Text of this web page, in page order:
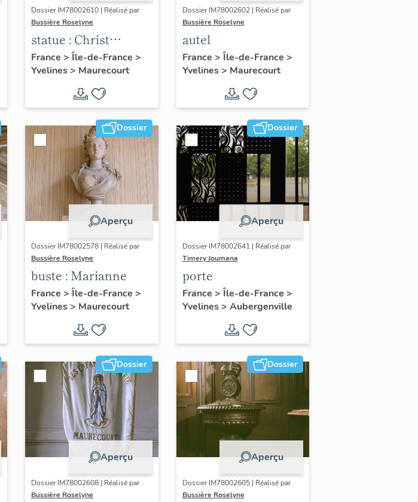
Dossier IM78002610 | Réalisé par
Bussière Roselyne
statue : Christ
glorieux
France > Île-de-France >
Yvelines> Maurecourt
Dossier IM78002602 | Réalisé par
Bussière Roselyne
autel
France > Île-de-France >
Yvelines> Maurecourt
Dossier
Aperçu
Dossier IM78002578 | Réalisé par
Bussière Roselyne
buste : Marianne
France > Île-de-France >
Yvelines> Maurecourt
Dossier
Aperçu
Dossier IM78002641 | Réalisé par
Timery Joumana
porte
France > Île-de-France >
Yvelines> Aubergenville
Dossier
Aperçu
Dossier IM78002608 | Réalisé par
Bussière Roselyne
Dossier
Aperçu
Dossier IM78002605 | Réalisé par
Bussière Roselyne